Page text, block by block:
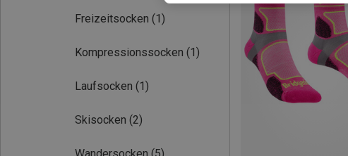
Freizeitsocken (1)
Kompressionssocken (1)
Laufsocken (1)
Skisocken (2)